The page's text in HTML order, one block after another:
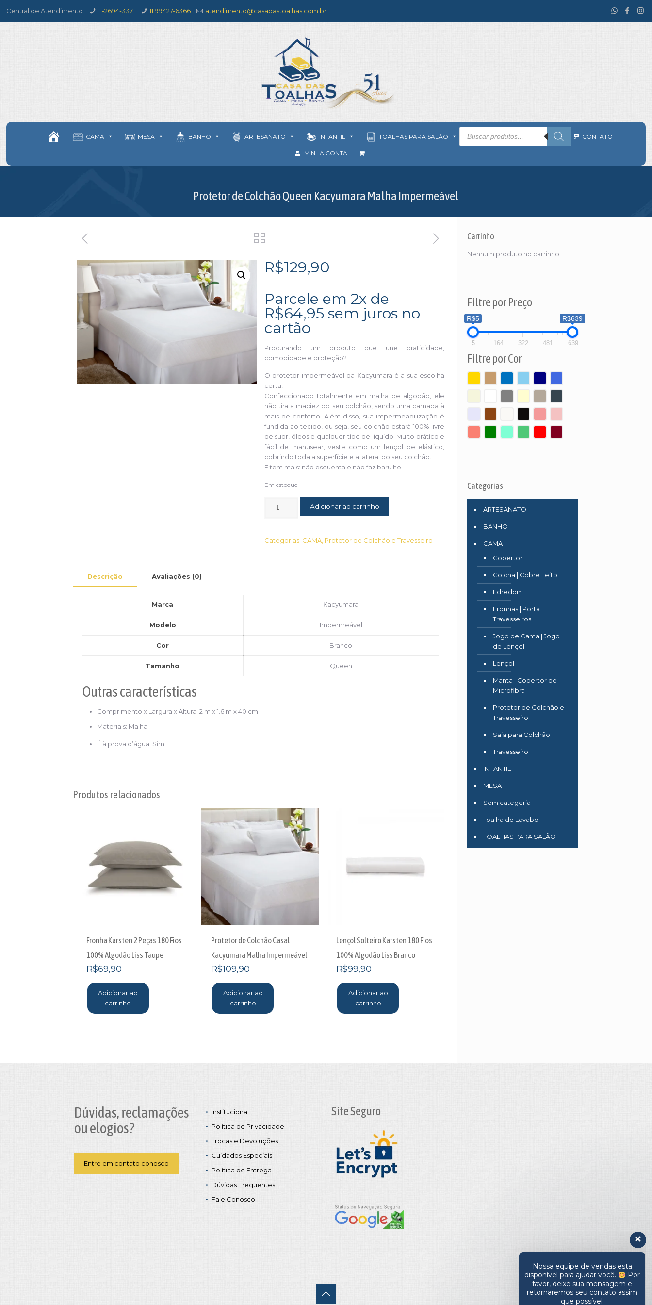
Central de Atendimento 11-2694-3371 11 99427-6366 atendimento@casadastoalhas.com.br
CAMA MESA BANHO ARTESANATO INFANTIL TOALHAS PARA SALÃO
Pesquisar
produtos CONTATO
MINHA CONTA
Protetor de Colchão Queen Kacyumara Malha Impermeável
R$129,90
Parcele em 2x de
R$64,95 sem juros no
cartão
Procurando um produto que une praticidade,
comodidade e proteção?
O protetor impermeável da Kacyumara é a sua escolha
certa!
Confeccionado totalmente em malha de algodão, ele
não tira a maciez do seu colchão, sendo uma camada à
mais de conforto. Além disso, sua impermeabilização é
fundida ao tecido, ou seja, seu colchão estará 100% livre
de suor, óleos e qualquer tipo de líquido. Muito prático e
fácil de manusear, veste como um lençol de elástico,
cobrindo toda a superfície e a lateral do seu colchão.
E tem mais: não esquenta e não faz barulho.
Em estoque
Adicionar ao carrinho
Categorias: CAMA, Protetor de Colchão e Travesseiro
Descrição Avaliações (0)
Marca Kacyumara
Modelo Impermeável
Cor Branco
Tamanho Queen
Outras características
Comprimento x Largura x Altura: 2 m x 1.6 m x 40 cm
Materiais: Malha
É à prova d’água: Sim
Produtos relacionados
Fronha Karsten 2 Peças 180 Fios
100% Algodão Liss Taupe
R$69,90
Adicionar ao
carrinho
Protetor de Colchão Casal
Kacyumara Malha Impermeável
R$109,90
Adicionar ao
carrinho
Lençol Solteiro Karsten 180 Fios
100% Algodão Liss Branco
R$99,90
Adicionar ao
carrinho
Carrinho
Nenhum produto no carrinho.
Filtre por Preço
R$5 R$639
5 164 322 481 639
Filtre por Cor
Categorias
ARTESANATO
BANHO
CAMA
Cobertor
Colcha | Cobre Leito
Edredom
Fronhas | Porta
Travesseiros
Jogo de Cama | Jogo
de Lençol
Lençol
Manta | Cobertor de
Microfibra
Protetor de Colchão e
Travesseiro
Saia para Colchão
Travesseiro
INFANTIL
MESA
Sem categoria
Toalha de Lavabo
TOALHAS PARA SALÃO
Dúvidas, reclamações
ou elogios?
Entre em contato conosco
Institucional
Política de Privacidade
Trocas e Devoluções
Cuidados Especiais
Política de Entrega
Dúvidas Frequentes
Fale Conosco
Site Seguro
Por
favor, deixe sua mensagem e
retornaremos seu contato assim
que possível.
Olá, em que posso ajudar?